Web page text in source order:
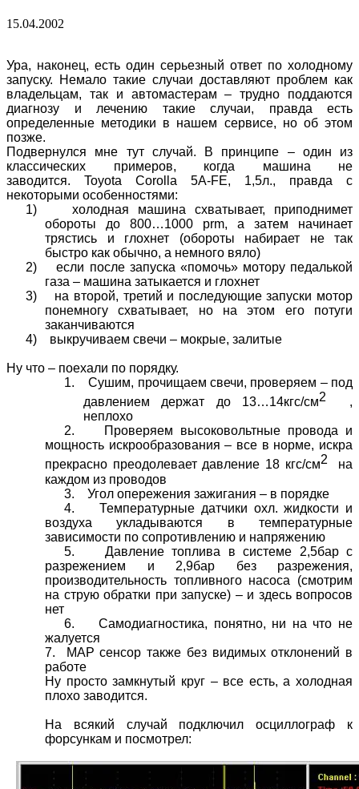
15.04.2002
Ура, наконец, есть один серьезный ответ по холодному
запуску. Немало такие случаи доставляют проблем как
владельцам, так и автомастерам – трудно поддаются
диагнозу и лечению такие случаи, правда есть
определенные методики в нашем сервисе, но об этом
позже.
Подвернулся мне тут случай. В принципе – один из
классических примеров, когда машина не
заводится. Toyota Corolla 5A-FE, 1,5л., правда с
некоторыми особенностями:
1) холодная машина схватывает, приподнимет
обороты до 800…1000 prm, а затем начинает
трястись и глохнет (обороты набирает не так
быстро как обычно, а немного вяло)
2)
если после запуска «помочь» мотору педалькой
газа – машина затыкается и глохнет
3) на второй, третий и последующие запуски мотор
понемногу схватывает, но на этом его потуги
заканчиваются
4)
выкручиваем свечи – мокрые, залитые
Ну что – поехали по порядку.
1.
Сушим, прочищаем свечи, проверяем – под
давлением держат до 13…14кгс/см2 ,
неплохо
2.
Проверяем высоковольтные провода и
мощность искрообразования – все в норме, искра
прекрасно преодолевает давление 18 кгс/см2
на
каждом из проводов
3.
Угол опережения зажигания – в порядке
4.
Температурные датчики охл. жидкости и
воздуха укладываются в температурные
зависимости по сопротивлению и напряжению
5.
Давление топлива в системе 2,5бар с
разрежением и 2,9бар без разрежения,
производительность топливного насоса (смотрим
на струю обратки при запуске) – и здесь вопросов
нет
6.
Самодиагностика, понятно, ни на что не
жалуется
7. MAP сенсор также без видимых отклонений в
работе
Ну просто замкнутый круг – все есть, а холодная
плохо заводится.
На всякий случай подключил осциллограф к
форсункам и посмотрел: